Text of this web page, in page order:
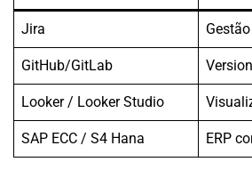
Jira
GitHub/GitLab
Looker / Looker Studio
SAP ECC / S4 Hana ERP